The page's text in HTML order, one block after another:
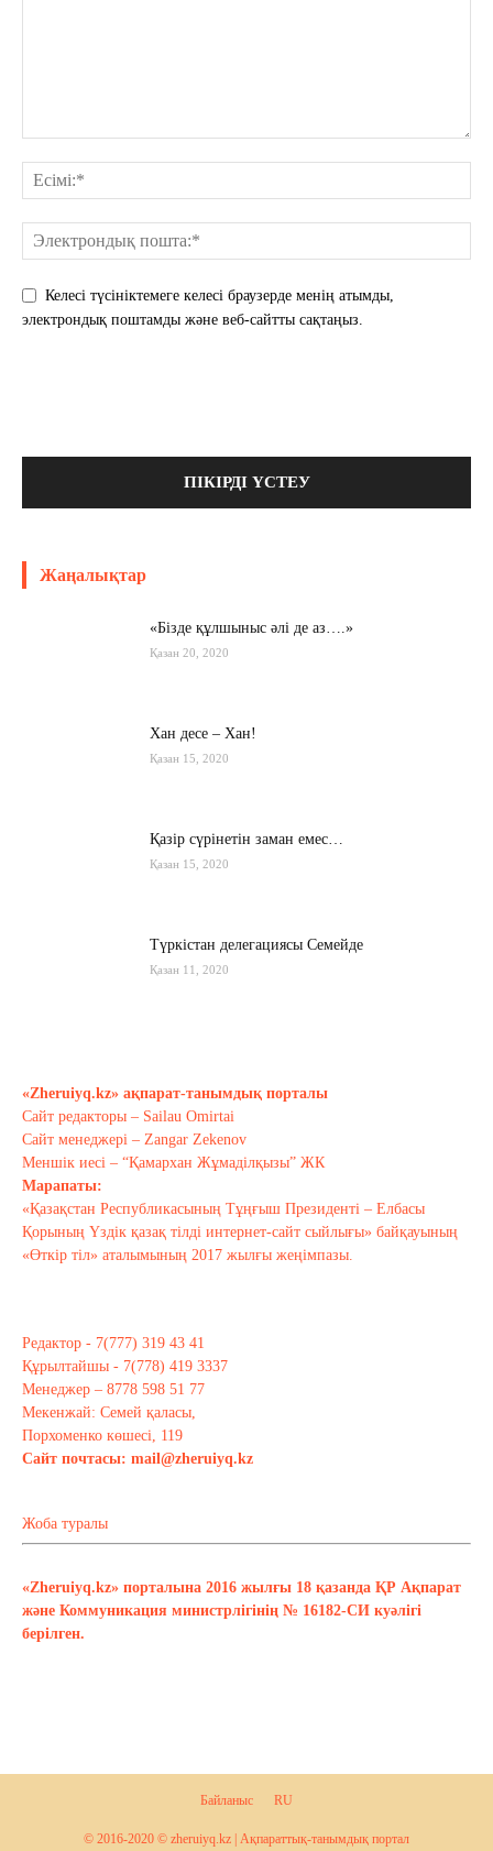
Келесі түсініктемеге келесі браузерде менің атымды,
электрондық поштамды және веб-сайтты сақтаңыз.
Жаңалықтар
«Бізде құлшыныс әлі де аз….»
Қазан 20, 2020
Хан десе – Хан!
Қазан 15, 2020
Қазір сүрінетін заман емес…
Қазан 15, 2020
Түркістан делегациясы Семейде
Қазан 11, 2020
Қазан 10, 2020
Тағы оқу
«Zheruiyq.kz» ақпарат-танымдық порталы
Сайт редакторы – Sailau Omirtai
Сайт менеджері – Zangar Zekenov
Меншік иесі – “Қамархан Жұмаділқызы” ЖК
Марапаты:
«Қазақстан Республикасының Тұңғыш Президенті – Елбасы
Қорының Үздік қазақ тілді интернет-сайт сыйлығы» байқауының
«Өткір тіл» аталымының 2017 жылғы жеңімпазы.
Редактор - 7(777) 319 43 41
Құрылтайшы - 7(778) 419 3337
Менеджер – 8778 598 51 77
Мекенжай: Семей қаласы,
Порхоменко көшесі, 119
Сайт почтасы: mail@zheruiyq.kz
Жоба туралы
«Zheruiyq.kz» порталына 2016 жылғы 18 қазанда ҚР Ақпарат
және Коммуникация министрлігінің № 16182-СИ куәлігі
берілген.
Байланыс RU
© 2016-2020 © zheruiyq.kz | Ақпараттық-танымдық портал